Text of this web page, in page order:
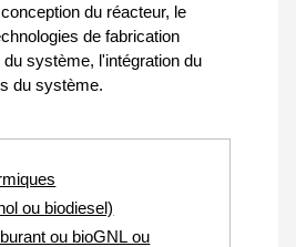
du réacteur, le
de fabrication
système, l'intégration du
du système.
ou biodiesel)
ou bioGNL ou